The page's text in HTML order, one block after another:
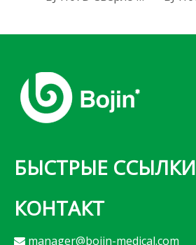
БЫСТРЫЕ ССЫЛКИ
КОНТАКТ
 manager@bojin-medical.com